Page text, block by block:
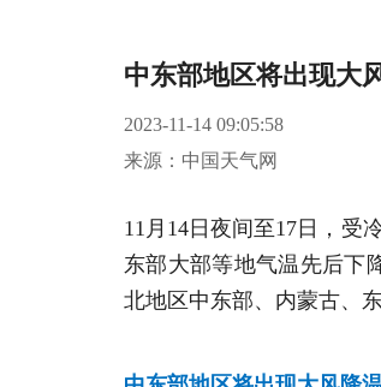
中东部地区将出现大
2023-11-14 09:05:58
来源：中国天气网
11月14日夜间至17日，受
东部大部等地气温先后下
北地区中东部、内蒙古、